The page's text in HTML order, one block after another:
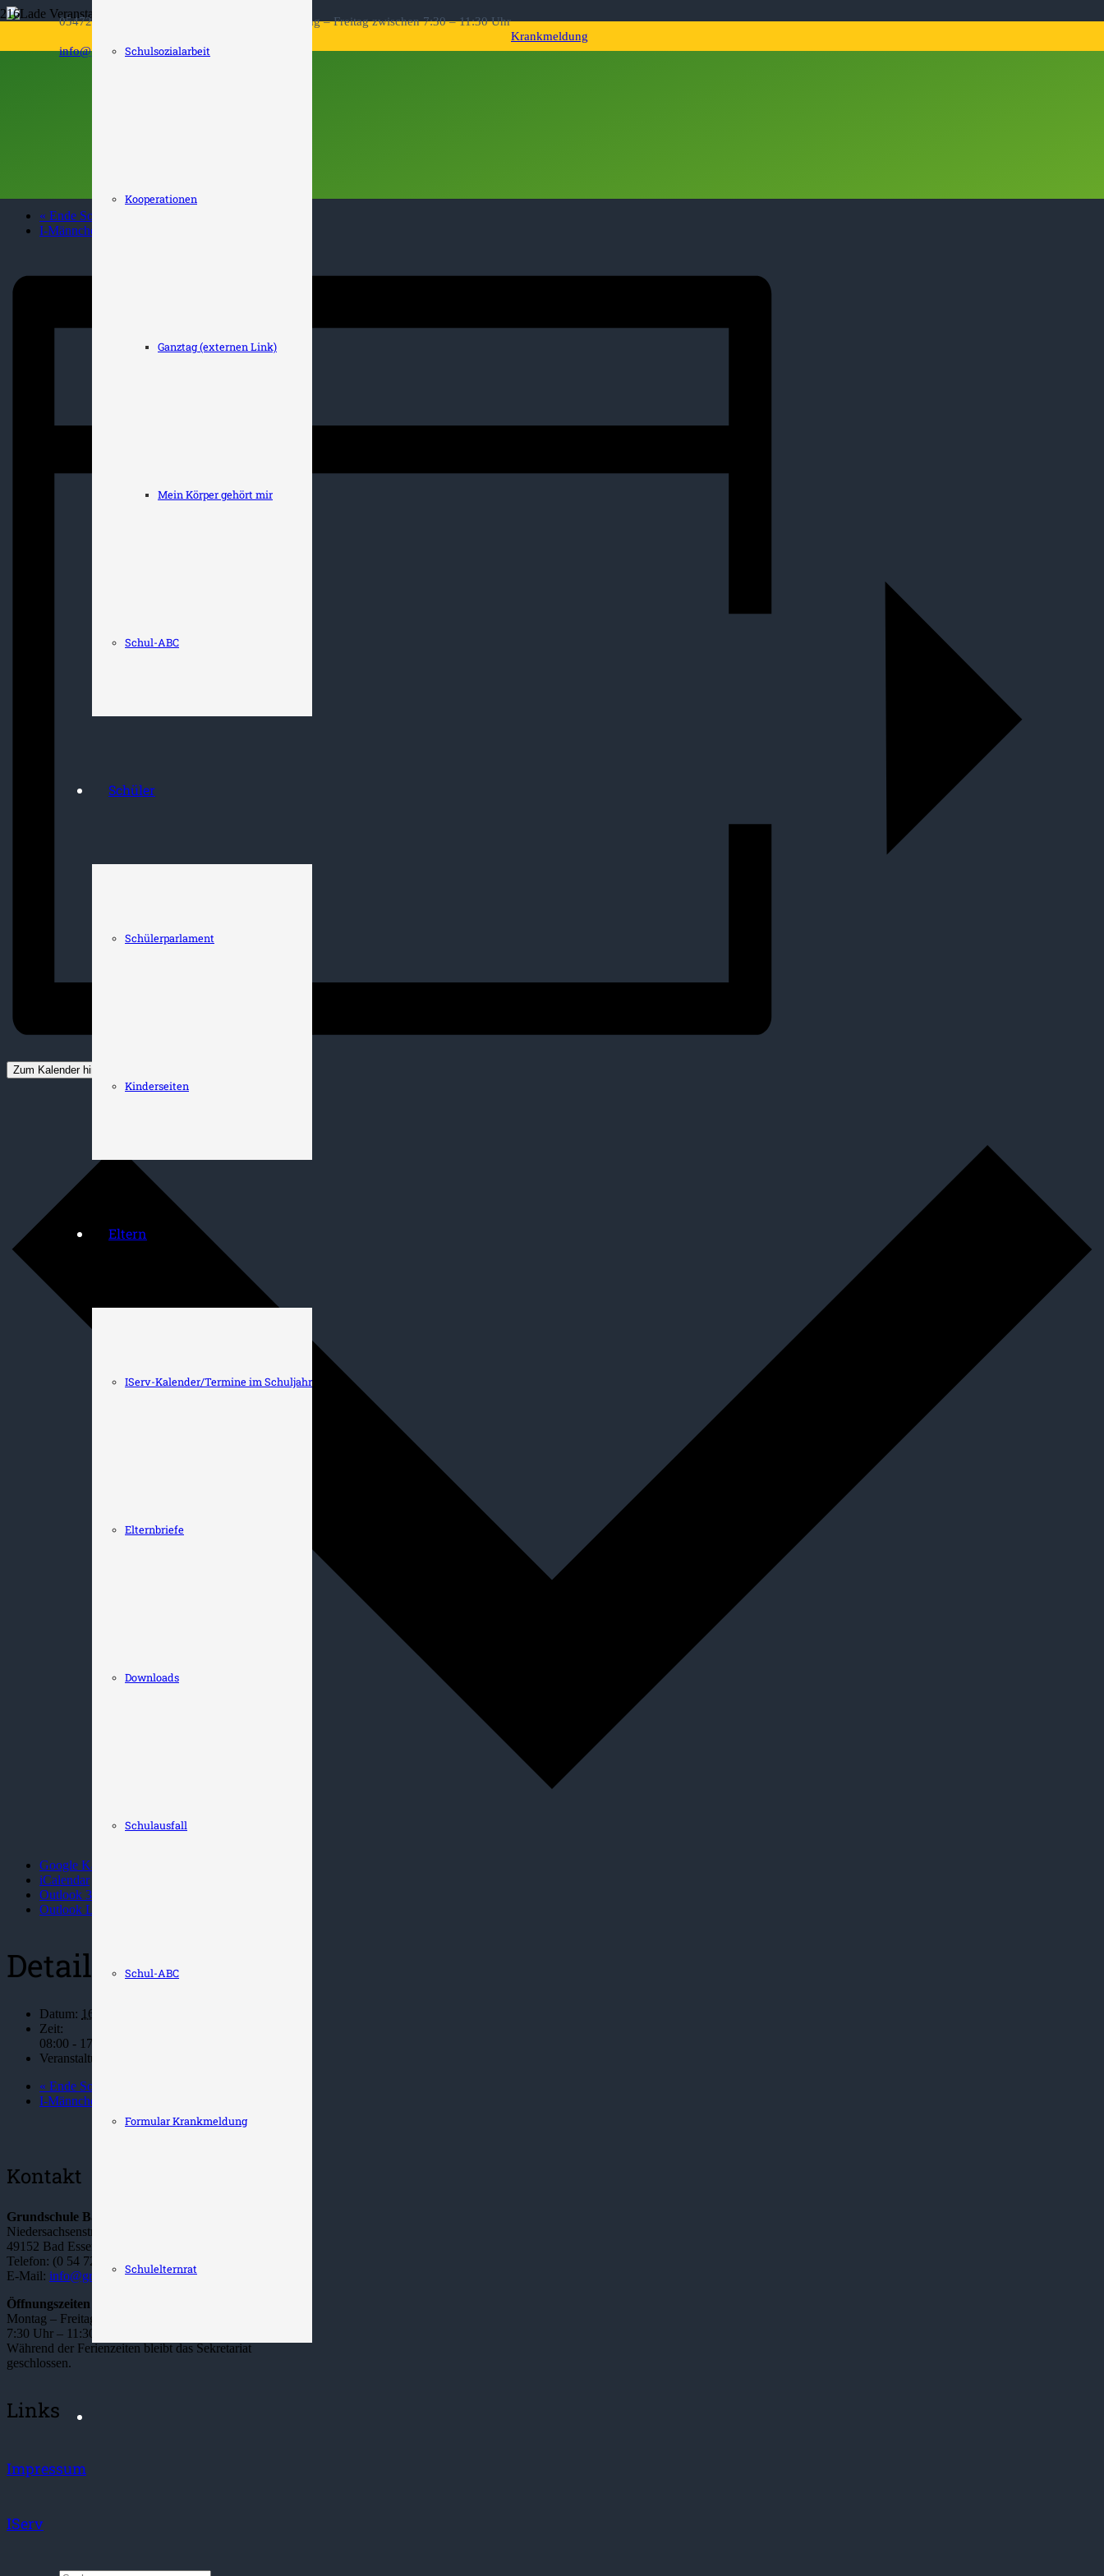
05472 – 22 63 Öffnungszeiten Sekretariat: Montag – Freitag zwischen 7:30 – 11:30 Uhr
info@grundschule-bad-essen.de
Krankmeldung
Schulsozialarbeit
Kooperationen
Ganztag (externen Link)
Mein Körper gehört mir
Schul-ABC
Schüler
Schülerparlament
Kinderseiten
Eltern
IServ-Kalender/Termine im Schuljahr
Elternbriefe
Downloads
Schulausfall
Schul-ABC
Formular Krankmeldung
Schulelternrat
« Ende Sommerferien
I-Männchen-Tag
Zum Kalender hinzufügen
Google Kalender
iCalendar
Outlook 365
Outlook Live
Details
Datum: 16. März 2022
Zeit:
08:00 - 17:00
Veranstaltungskategorie:
« Ende Sommerferien
I-Männchen-Tag
Kontakt
Grundschule Bad Essen
Niedersachsenstraße 22
49152 Bad Essen
Telefon: (0 54 72) – 22 63
E-Mail: info@grundschule-bad-essen.de
Öffnungszeiten Sekretariat:
Montag – Freitag
7:30 Uhr – 11:30 Uhr
Während der Ferienzeiten bleibt das Sekretariat
geschlossen.
Links
Impressum
IServ